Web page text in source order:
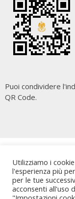
Puoi condividere
QR Code.
Utilizziamo i
l'esperienza più
per le tue
acconsenti all'uso